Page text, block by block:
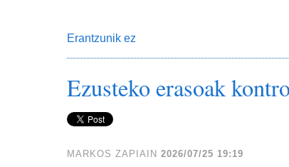
Erantzunik ez
Ezusteko erasoak
MARKOS ZAPIAIN 2026/07/25 19:19